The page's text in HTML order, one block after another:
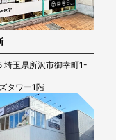
埼玉県所沢市御幸町1-
タワー1階